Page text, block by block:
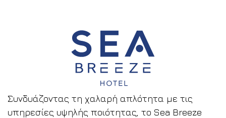
Συνδυάζοντας τη χαλαρή απλότητα με τις
υπηρεσίες υψηλής ποιότητας, το Sea Breeze